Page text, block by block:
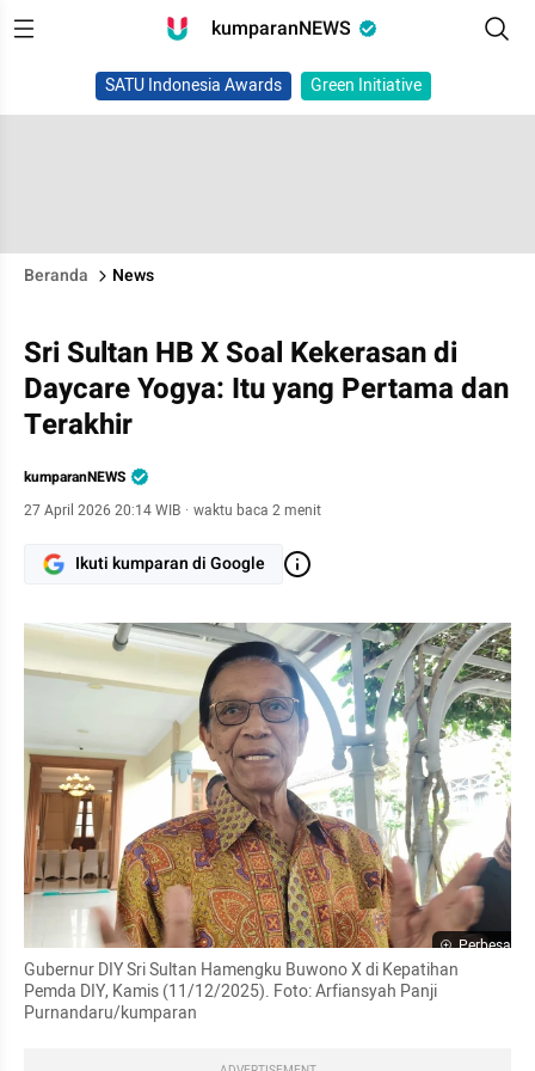
kumparanNEWS
SATU Indonesia Awards Green Initiative
Beranda News
Sri Sultan HB X Soal Kekerasan di
Daycare Yogya: Itu yang Pertama dan
Terakhir
kumparanNEWS
27 April 2026 20:14 WIB · waktu baca 2 menit
Ikuti kumparan di Google
Perbesar
Gubernur DIY Sri Sultan Hamengku Buwono X di Kepatihan
Pemda DIY, Kamis (11/12/2025). Foto: Arfiansyah Panji
Purnandaru/kumparan